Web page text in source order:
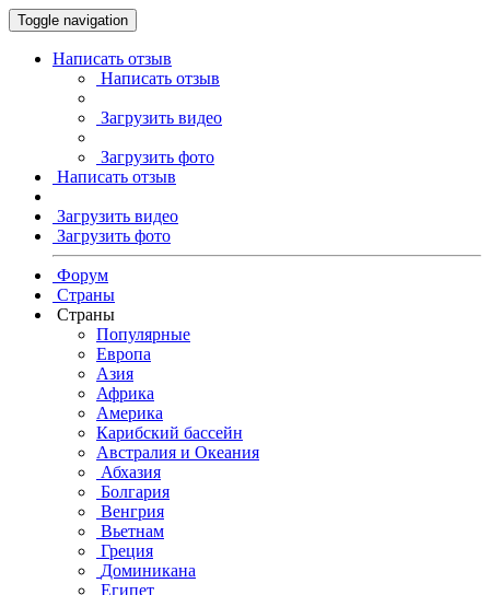
Toggle navigation
Написать отзыв
Написать отзыв
Загрузить видео
Загрузить фото
Написать отзыв
Загрузить видео
Загрузить фото
Форум
Страны
Страны
Популярные
Европа
Азия
Африка
Америка
Карибский бассейн
Австралия и Океания
Абхазия
Болгария
Венгрия
Вьетнам
Греция
Доминикана
Египет